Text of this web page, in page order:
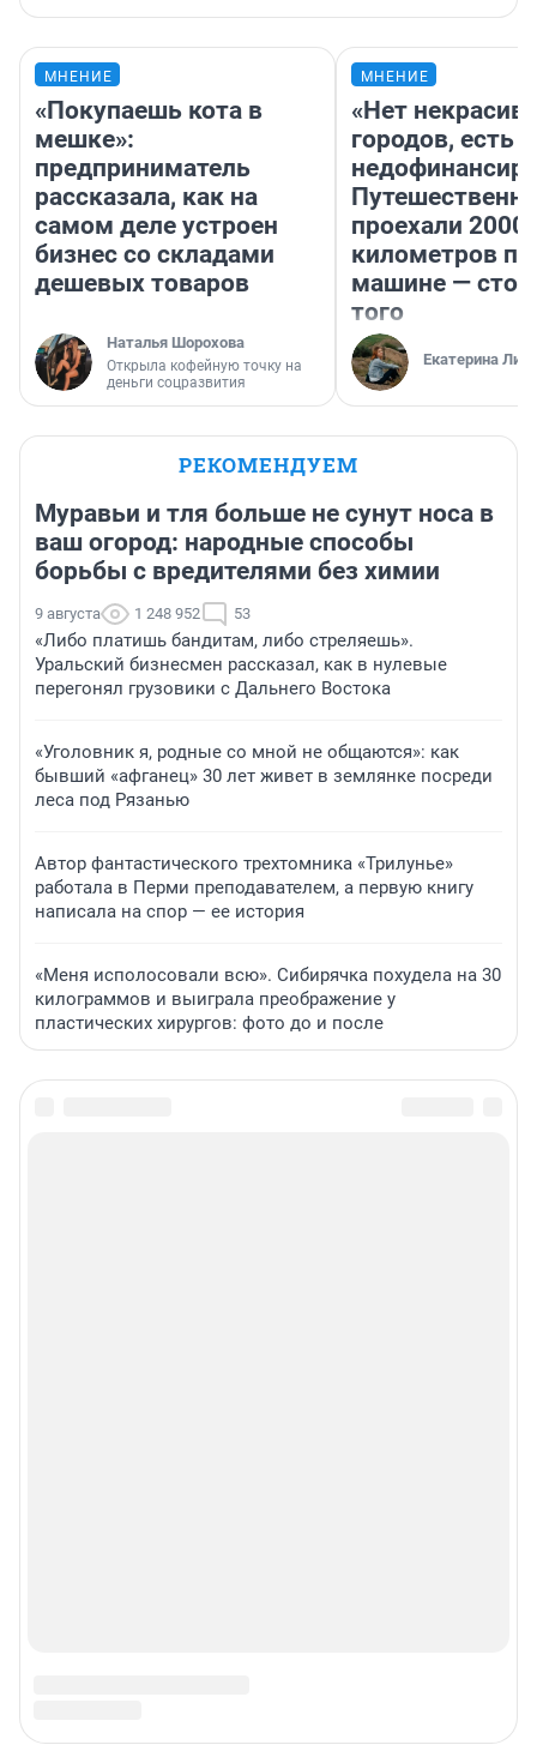
МНЕНИЕ
«Покупаешь кота в
мешке»:
предприниматель
рассказала, как на
самом деле устроен
бизнес со складами
дешевых товаров
Наталья Шорохова
Открыла кофейную точку на
деньги соцразвития
МНЕНИЕ
«Нет
городов, есть
проехали 2000
километров по
машине —
того
Екатерина
РЕКОМЕНДУЕМ
Муравьи и тля больше не сунут носа в
ваш огород: народные способы
борьбы с вредителями без химии
9 августа 1 248 952 53
«Либо платишь бандитам, либо стреляешь».
Уральский бизнесмен рассказал, как в нулевые
перегонял грузовики с Дальнего Востока
«Уголовник я, родные со мной не общаются»: как
бывший «афганец» 30 лет живет в землянке посреди
леса под Рязанью
Автор фантастического трехтомника «Трилунье»
работала в Перми преподавателем, а первую книгу
написала на спор — ее история
«Меня исполосовали всю». Сибирячка похудела на 30
килограммов и выиграла преображение у
пластических хирургов: фото до и после